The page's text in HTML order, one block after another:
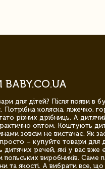
для дітей? Після появи в
коляска, ліжечко,
різних дрібниць. А
оптом. Коштують
зовсім не вистачає. Як
– купуйте товари для
речей, які у вас вже
виробників. Саме
та якості. А вибрати все,